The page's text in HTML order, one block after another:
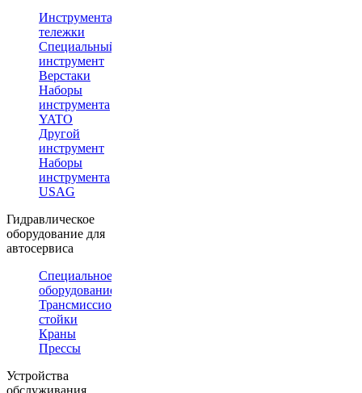
Инструментальные
тележки
Специальный
инструмент
Верстаки
Наборы
инструмента
YATO
Другой
инструмент
Наборы
инструмента
USAG
Гидравлическое
оборудование для
автосервиса
Специальное
оборудование
Трансмиссионные
стойки
Краны
Прессы
Устройства
обслуживания